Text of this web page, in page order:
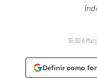
16:00 8
Definir como